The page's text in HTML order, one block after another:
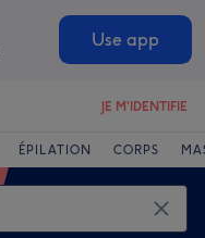
Use app
JE M'IDENTIFIE
ÉPILATION CORPS